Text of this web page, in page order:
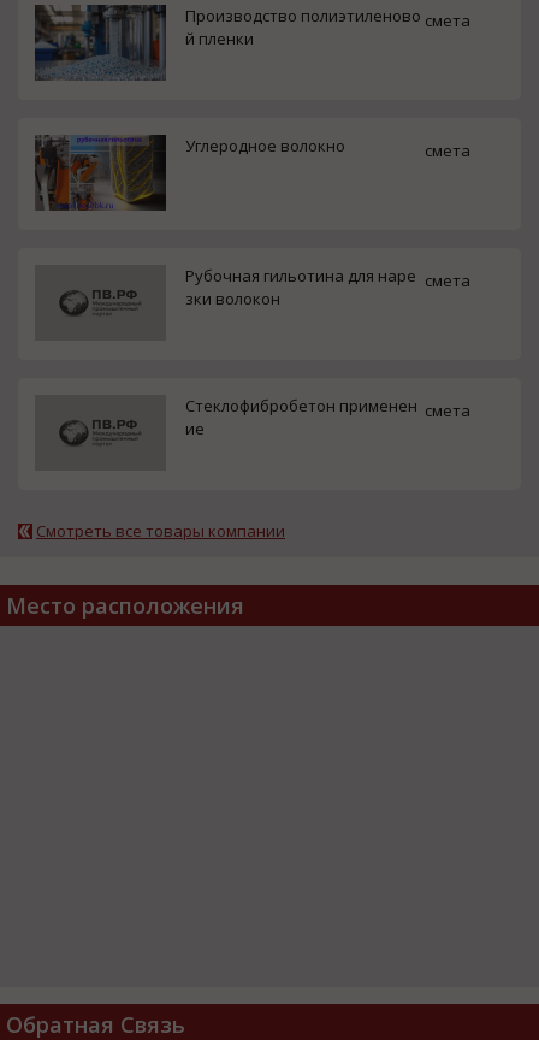
Производство полиэтиленово
й пленки
смета
Углеродное волокно смета
Рубочная гильотина для наре
зки волокон
смета
Стеклофибробетон применен
ие
смета
Смотреть все товары компании
Место расположения
Обратная Связь